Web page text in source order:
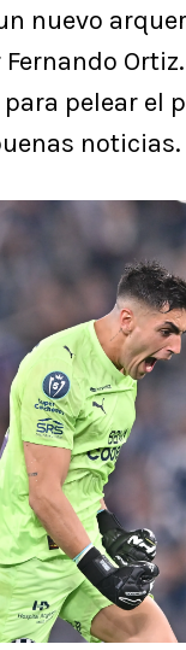
nuevo
Fernando
pelear el
noticias.